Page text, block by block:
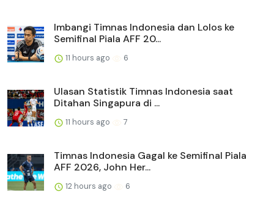
Imbangi Timnas Indonesia dan Lolos ke
Semifinal Piala AFF 20...
11 hours ago 6
Ulasan Statistik Timnas Indonesia saat
Ditahan Singapura di ...
11 hours ago 7
Timnas Indonesia Gagal ke Semifinal Piala
AFF 2026, John Her...
12 hours ago 6